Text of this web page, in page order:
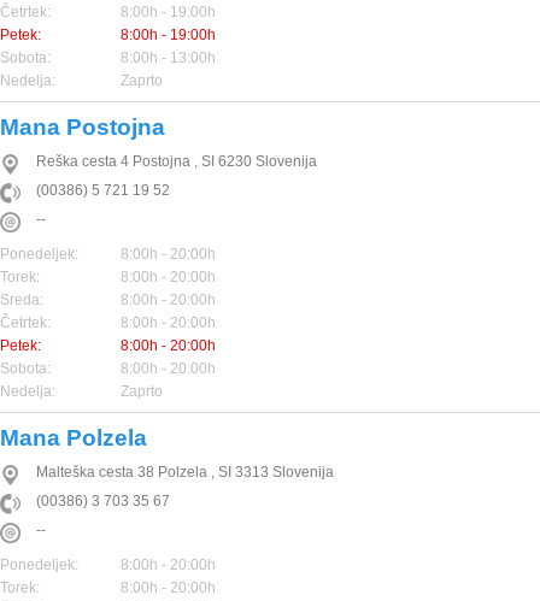
Četrtek:
8:00h - 19:00h
Petek:
8:00h - 19:00h
Sobota:
8:00h - 13:00h
Nedelja:
Zaprto
Mana Postojna
Reška cesta 4 Postojna , SI 6230 Slovenija
(00386) 5 721 19 52
--
Ponedeljek:
8:00h - 20:00h
Torek:
8:00h - 20:00h
Sreda:
8:00h - 20:00h
Četrtek:
8:00h - 20:00h
Petek:
8:00h - 20:00h
Sobota:
8:00h - 20:00h
Nedelja:
Zaprto
Mana Polzela
Malteška cesta 38 Polzela , SI 3313 Slovenija
(00386) 3 703 35 67
--
Ponedeljek:
8:00h - 20:00h
Torek:
8:00h - 20:00h